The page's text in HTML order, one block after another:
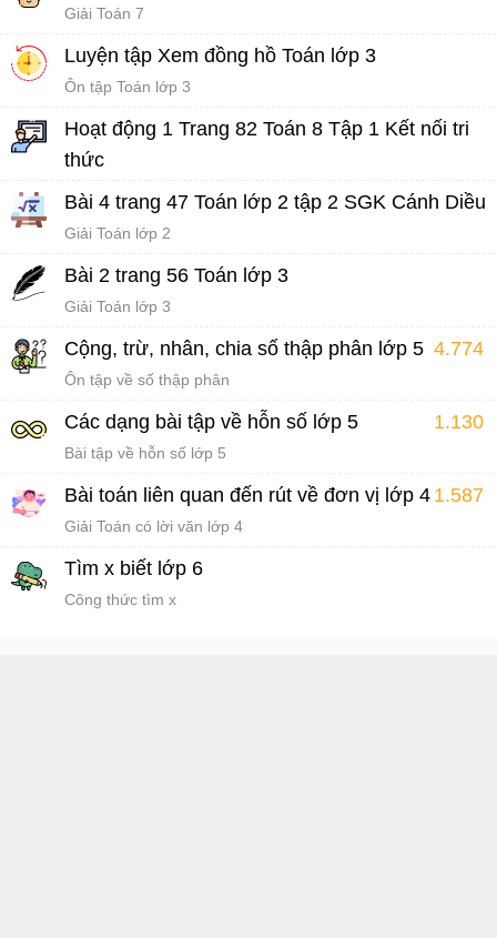
Giải Toán 7
Luyện tập Xem đồng hồ Toán lớp 3
Ôn tập Toán lớp 3
Hoạt động 1 Trang 82 Toán 8 Tập 1 Kết nối tri
thức
Bài 4 trang 47 Toán lớp 2 tập 2 SGK Cánh Diều
Giải Toán lớp 2
Bài 2 trang 56 Toán lớp 3
Giải Toán lớp 3
Cộng, trừ, nhân, chia số thập phân lớp 5 4.774
Ôn tập về số thập phân
Các dạng bài tập về hỗn số lớp 5 1.130
Bài tập về hỗn số lớp 5
Bài toán liên quan đến rút về đơn vị lớp 4 1.587
Giải Toán có lời văn lớp 4
Tìm x biết lớp 6
Công thức tìm x